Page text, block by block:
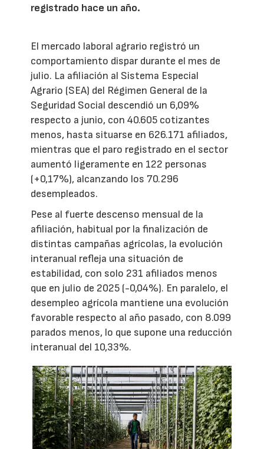
registrado hace un año.
El mercado laboral agrario registró un
comportamiento dispar durante el mes de
julio. La afiliación al Sistema Especial
Agrario (SEA) del Régimen General de la
Seguridad Social descendió un 6,09%
respecto a junio, con 40.605 cotizantes
menos, hasta situarse en 626.171 afiliados,
mientras que el paro registrado en el sector
aumentó ligeramente en 122 personas
(+0,17%), alcanzando los 70.296
desempleados.
Pese al fuerte descenso mensual de la
afiliación, habitual por la finalización de
distintas campañas agrícolas, la evolución
interanual refleja una situación de
estabilidad, con solo 231 afiliados menos
que en julio de 2025 (-0,04%). En paralelo, el
desempleo agrícola mantiene una evolución
favorable respecto al año pasado, con 8.099
parados menos, lo que supone una reducción
interanual del 10,33%.